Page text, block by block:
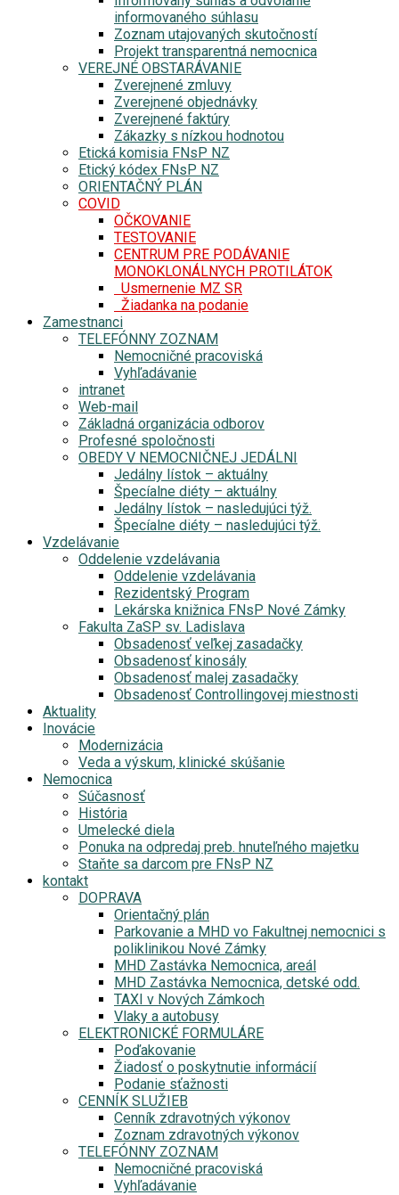
informovaného súhlasu
Zoznam utajovaných skutočností
Projekt transparentná nemocnica
VEREJNÉ OBSTARÁVANIE
Zverejnené zmluvy
Zverejnené objednávky
Zverejnené faktúry
Zákazky s nízkou hodnotou
Etická komisia FNsP NZ
Etický kódex FNsP NZ
ORIENTAČNÝ PLÁN
COVID
OČKOVANIE
TESTOVANIE
CENTRUM PRE PODÁVANIE
MONOKLONÁLNYCH PROTILÁTOK
Usmernenie MZ SR
Žiadanka na podanie
Zamestnanci
TELEFÓNNY ZOZNAM
Nemocničné pracoviská
Vyhľadávanie
intranet
Web-mail
Základná organizácia odborov
Profesné spoločnosti
OBEDY V NEMOCNIČNEJ JEDÁLNI
Jedálny lístok – aktuálny
Špecíalne diéty – aktuálny
Jedálny lístok – nasledujúci týž.
Špecíalne diéty – nasledujúci týž.
Vzdelávanie
Oddelenie vzdelávania
Oddelenie vzdelávania
Rezidentský Program
Lekárska knižnica FNsP Nové Zámky
Fakulta ZaSP sv. Ladislava
Obsadenosť veľkej zasadačky
Obsadenosť kinosály
Obsadenosť malej zasadačky
Obsadenosť Controllingovej miestnosti
Aktuality
Inovácie
Modernizácia
Veda a výskum, klinické skúšanie
Nemocnica
Súčasnosť
História
Umelecké diela
Ponuka na odpredaj preb. hnuteľného majetku
Staňte sa darcom pre FNsP NZ
kontakt
DOPRAVA
Orientačný plán
Parkovanie a MHD vo Fakultnej nemocnici s
poliklinikou Nové Zámky
MHD Zastávka Nemocnica, areál
MHD Zastávka Nemocnica, detské odd.
TAXI v Nových Zámkoch
Vlaky a autobusy
ELEKTRONICKÉ FORMULÁRE
Poďakovanie
Žiadosť o poskytnutie informácií
Podanie sťažnosti
CENNÍK SLUŽIEB
Cenník zdravotných výkonov
Zoznam zdravotných výkonov
TELEFÓNNY ZOZNAM
Nemocničné pracoviská
Vyhľadávanie